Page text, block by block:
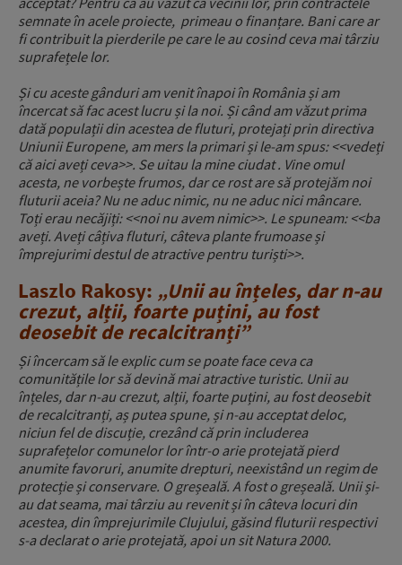
semnate în acele proiecte, primeau o finanțare. Bani care ar
fi contribuit la pierderile pe care le au cosind ceva mai târziu
suprafețele lor.
Și cu aceste gânduri am venit înapoi în România și am
încercat să fac acest lucru și la noi. Și când am văzut prima
dată populații din acestea de fluturi, protejați prin directiva
Uniunii Europene, am mers la primari și le-am spus: <<vedeți
că aici aveți ceva>>. Se uitau la mine ciudat . Vine omul
acesta, ne vorbește frumos, dar ce rost are să protejăm noi
fluturii aceia? Nu ne aduc nimic, nu ne aduc nici mâncare.
Toți erau necăjiți: <<noi nu avem nimic>>. Le spuneam: <<ba
aveți. Aveți câțiva fluturi, câteva plante frumoase și
împrejurimi destul de atractive pentru turiști>>.
Laszlo Rakosy: „Unii au înțeles, dar n-au
crezut, alții, foarte puțini, au fost
deosebit de recalcitranți”
Și încercam să le explic cum se poate face ceva ca
comunitățile lor să devină mai atractive turistic. Unii au
înțeles, dar n-au crezut, alții, foarte puțini, au fost deosebit
de recalcitranți, aș putea spune, și n-au acceptat deloc,
niciun fel de discuție, crezând că prin includerea
suprafețelor comunelor lor într-o arie protejată pierd
anumite favoruri, anumite drepturi, neexistând un regim de
protecție și conservare. O greșeală. A fost o greșeală. Unii și-
au dat seama, mai târziu au revenit și în câteva locuri din
acestea, din împrejurimile Clujului, găsind fluturii respectivi
s-a declarat o arie protejată, apoi un sit Natura 2000.